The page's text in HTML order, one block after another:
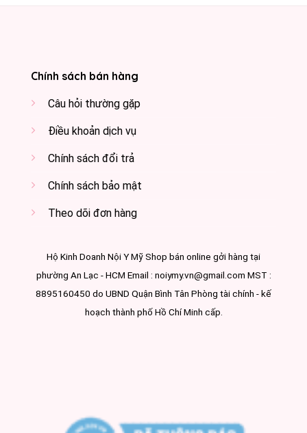
Chính sách bán hàng
Câu hỏi thường gặp
Điều khoản dịch vụ
Chính sách đổi trả
Chính sách bảo mật
Theo dõi đơn hàng
Hộ Kinh Doanh Nội Y Mỹ Shop bán online gởi hàng tại
phường An Lạc - HCM Email : noiymy.vn@gmail.com MST :
8895160450 do UBND Quận Bình Tân Phòng tài chính - kế
hoạch thành phố Hồ Chí Minh cấp.